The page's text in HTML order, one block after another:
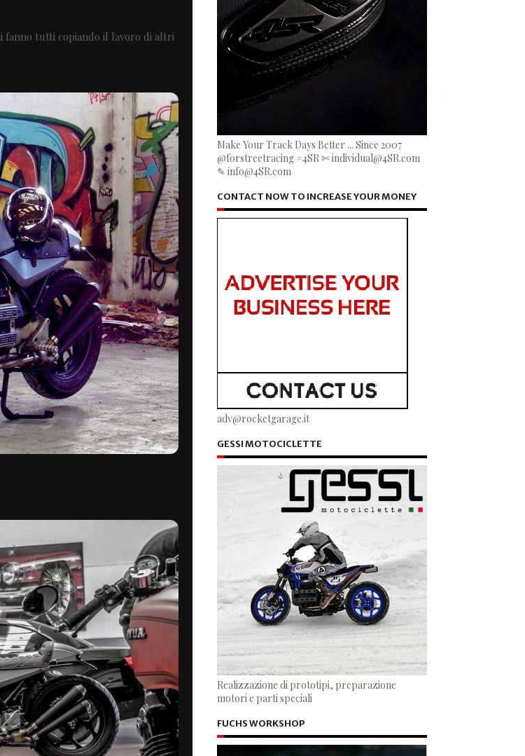
fanno tutti copiando il lavoro di altri
Make Your Track Days Better ... Since 2007
@forstreetracing #4SR ✄ individual@4SR.com
✎ info@4SR.com
CONTACT NOW TO INCREASE YOUR MONEY
adv@rocketgarage.it
GESSI MOTOCICLETTE
Realizzazione di prototipi, preparazione
motori e parti speciali
FUCHS WORKSHOP